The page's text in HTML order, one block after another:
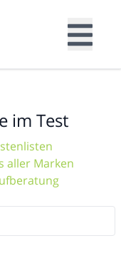
im Test
aller Marken